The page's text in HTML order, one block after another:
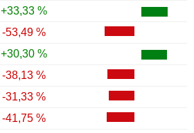
+33,33 %
-53,49 %
+30,30 %
-38,13 %
-31,33 %
-41,75 %